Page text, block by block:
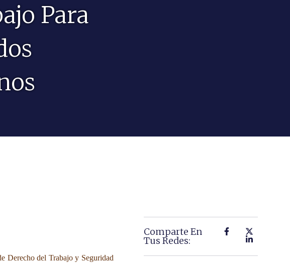
Para
Derecho del Trabajo y Seguridad
Comparte En
Tus Redes: